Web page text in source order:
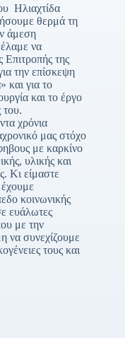
Ηλιαχτίδα
θερμά τη
άμεση
να
Επιτροπής της
την επίσκεψη
και για το
και το έργο
του.
χρόνια
μας στόχο
με καρκίνο
υλικής και
Κι είμαστε
κοινωνικής
ευάλωτες
με την
να συνεχίζουμε
τους και